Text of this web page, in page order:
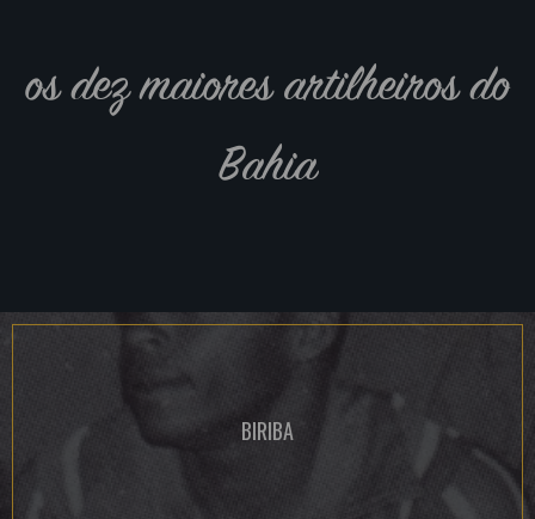
os dez maiores artilheiros do
Bahia
BIRIBA